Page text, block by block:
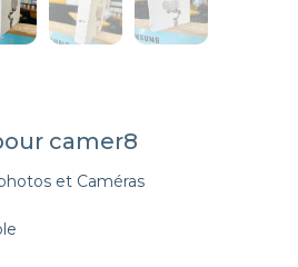
camer8
et Caméras